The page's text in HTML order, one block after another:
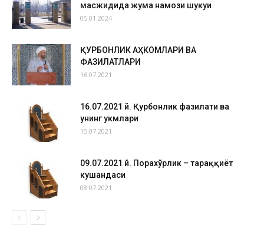
масжидида жума намози шукуҳи
05.01.2024
ҚУРБОНЛИК АҲКОМЛАРИ ВА
ФАЗИЛАТЛАРИ
16.07.2021
16.07.2021 й. Қурбонлик фазилати ва
унинг ҳукмлари
15.07.2021
09.07.2021 й. Порахўрлик – тараққиёт
кушандаси
08.07.2021